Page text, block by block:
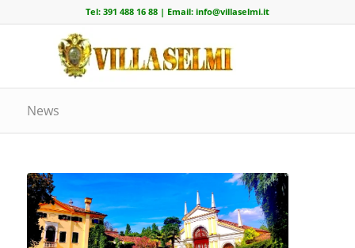
Tel: 391 488 16 88| Email: info@villaselmi.it
News